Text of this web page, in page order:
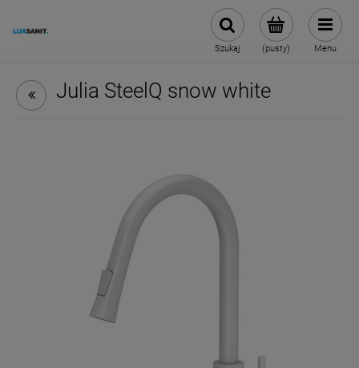
(pusty)
Szukaj Menu
Julia SteelQ snow white